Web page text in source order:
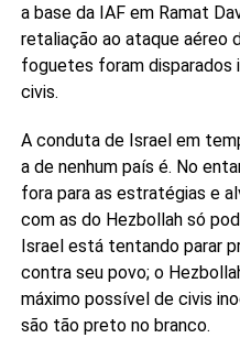
a base da IAF em Ramat
retaliação ao ataque aéreo
foguetes foram disparados
civis.
A conduta de Israel em
a de nenhum país é. No
fora para as estratégias e
com as do Hezbollah só
Israel está tentando parar
contra seu povo; o
máximo possível de civis
são tão preto no branco.